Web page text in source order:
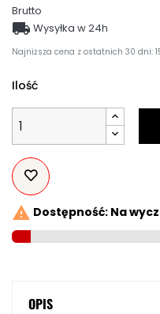
Brutto
Najniższa cena z ostatnich 30 dni:
 Wysyłka w 24h
Ilość
 Dostępność: Na
OPIS